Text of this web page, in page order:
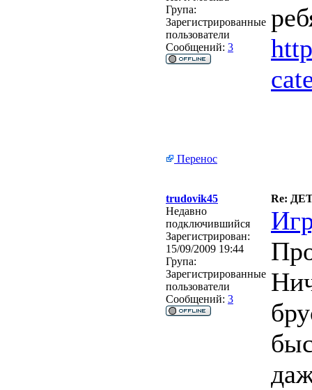
Група:
Зарегистрированные
пользователи
Сообщений: 3
Перенос
trudovik45
Re:
Недавно
подключившийся
Зарегистрирован:
15/09/2009 19:44
Група:
Зарегистрированные
пользователи
Сообщений: 3